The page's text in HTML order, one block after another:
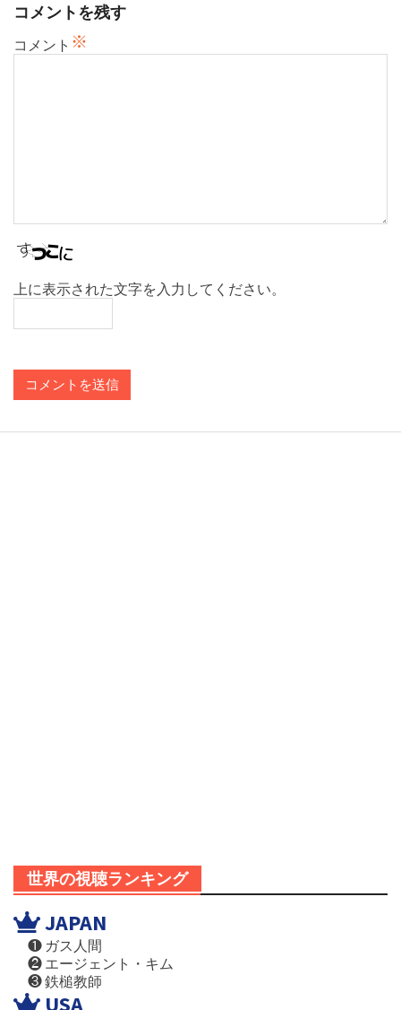
コメントを残す
コメント ※
上に表示された文字を入力してください。
世界の視聴ランキング
JAPAN
❶ ガス人間
❷ エージェント・キム
❸ 鉄槌教師
USA